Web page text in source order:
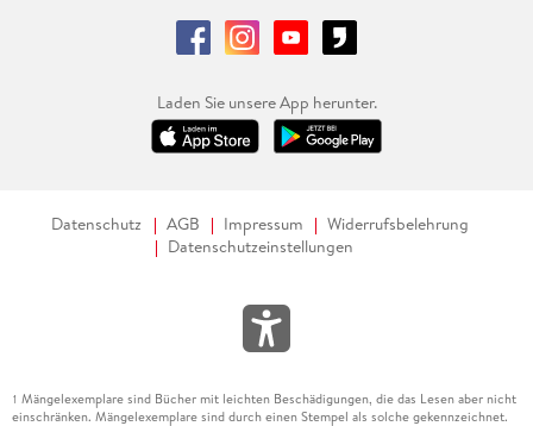
Laden Sie unsere App herunter.
Datenschutz AGB Impressum
Widerrufsbelehrung
Datenschutzeinstellungen
1 Mängelexemplare sind Bücher mit leichten Beschädigungen, die das Lesen aber nicht
einschränken. Mängelexemplare sind durch einen Stempel als solche gekennzeichnet.